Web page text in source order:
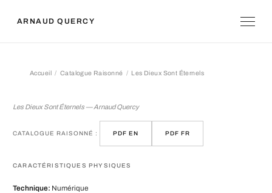
ARNAUD QUERCY
Accueil Catalogue Raisonné Les Dieux Sont Éternels
Les Dieux Sont Éternels — Arnaud Quercy
CATALOGUE RAISONNÉ : PDF EN PDF FR
CARACTÉRISTIQUES PHYSIQUES
Technique: Numérique